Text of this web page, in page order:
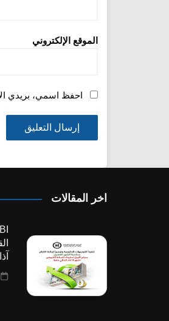
الموقع الإلكتروني
احفظ اسمي، بريدي
اخر المقالات